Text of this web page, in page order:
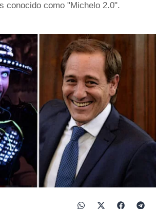
conocido como "Michelo 2.0".